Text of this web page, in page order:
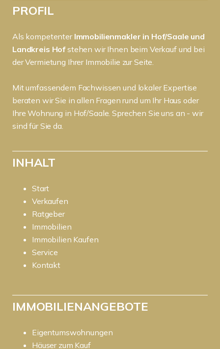
PROFIL
Als kompetenter Immobilienmakler in Hof/Saale und
Landkreis Hofstehen wir Ihnen beim Verkauf und bei
der Vermietung Ihrer Immobilie zur Seite.
Mit umfassendem Fachwissen und lokaler Expertise
beraten wir Sie in allen Fragen rund um Ihr Haus oder
Ihre Wohnung in Hof/Saale. Sprechen Sie uns an - wir
sind für Sie da.
INHALT
Start
Verkaufen
Ratgeber
Immobilien
Immobilien Kaufen
Service
Kontakt
IMMOBILIENANGEBOTE
Eigentumswohnungen
Häuser zum Kauf